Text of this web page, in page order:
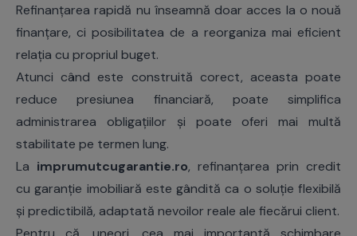
Refinanțarea rapidă nu înseamnă doar acces la o nouă
finanțare, ci posibilitatea de a reorganiza mai eficient
relația cu propriul buget.
Atunci când este construită corect, aceasta poate
reduce presiunea financiară, poate simplifica
administrarea obligațiilor și poate oferi mai multă
stabilitate pe termen lung.
La imprumutcugarantie.ro, refinanțarea prin credit
cu garanție imobiliară este gândită ca o soluție flexibilă
și predictibilă, adaptată nevoilor reale ale fiecărui client.